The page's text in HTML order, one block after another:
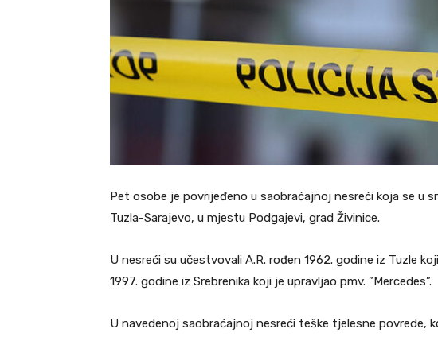
Pet osobe je povrijeđeno u saobraćajnoj nesreći koja se u
Tuzla-Sarajevo, u mjestu Podgajevi, grad Živinice.
U nesreći su učestvovali A.R. rođen 1962. godine iz Tuzle
1997. godine iz Srebrenika koji je upravljao pmv. ”Mercedes”.
U navedenoj saobraćajnoj nesreći teške tjelesne povrede,